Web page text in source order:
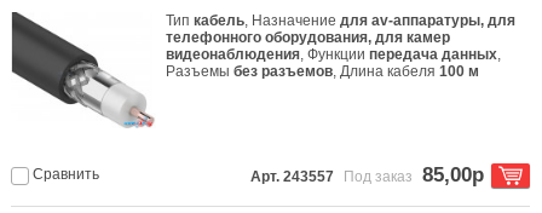
Типкабель, Назначениедля av-аппаратуры, для
телефонного оборудования, для камер
видеонаблюдения, Функциипередача данных,
Разъемыбез разъемов, Длина кабеля100 м
Сравнить Арт. 243557 Под заказ 85,00р